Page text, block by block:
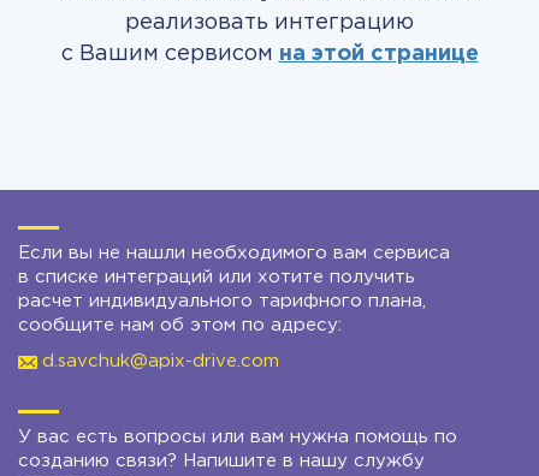
реализовать интеграцию
с Вашим сервисом на этой странице
Если вы не нашли необходимого вам сервиса
в списке интеграций или хотите получить
расчет индивидуального тарифного плана,
сообщите нам об этом по адресу:
d.savchuk@apix-drive.com
У вас есть вопросы или вам нужна помощь по
созданию связи? Напишите в нашу службу